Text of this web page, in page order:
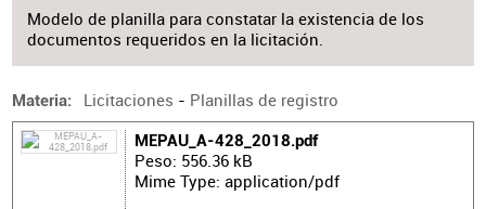
Modelo de planilla para constatar la existencia de los
documentos requeridos en la licitación.
Materia Licitaciones - Planillas de registro
MEPAU_A-428_2018.pdf
Peso: 556.36 kB
Mime Type: application/pdf